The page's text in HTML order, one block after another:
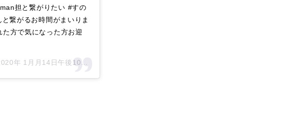
担と繋がりたい #すの
繋がるお時間がまいりま
方で気になった方お迎
年 1月月14日午後10時50分PST